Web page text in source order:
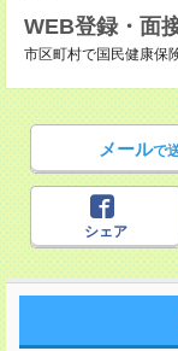
WEB登録・面
市区町村で国民健康保
メールで
シェア